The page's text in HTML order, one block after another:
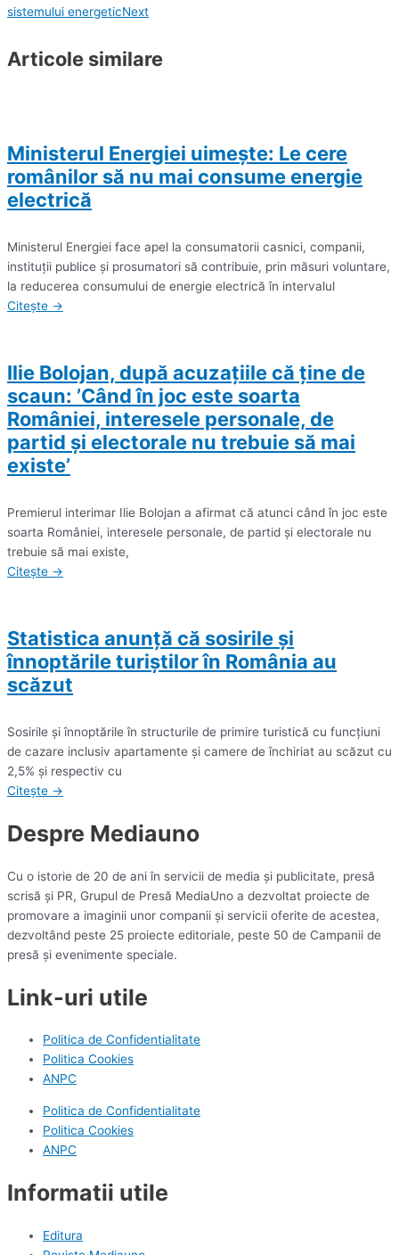
sistemului energeticNext
Articole similare
Ministerul Energiei uimește: Le cere
românilor să nu mai consume energie
electrică
Ministerul Energiei face apel la consumatorii casnici, companii,
instituţii publice şi prosumatori să contribuie, prin măsuri voluntare,
la reducerea consumului de energie electrică în intervalul
Citește →
Ilie Bolojan, după acuzațiile că ține de
scaun: ’Când în joc este soarta
României, interesele personale, de
partid şi electorale nu trebuie să mai
existe’
Premierul interimar Ilie Bolojan a afirmat că atunci când în joc este
soarta României, interesele personale, de partid şi electorale nu
trebuie să mai existe,
Citește →
Statistica anunță că sosirile şi
înnoptările turiştilor în România au
scăzut
Sosirile şi înnoptările în structurile de primire turistică cu funcţiuni
de cazare inclusiv apartamente şi camere de închiriat au scăzut cu
2,5% şi respectiv cu
Citește →
Despre Mediauno
Cu o istorie de 20 de ani în servicii de media și publicitate, presă
scrisă și PR, Grupul de Presă MediaUno a dezvoltat proiecte de
promovare a imaginii unor companii și servicii oferite de acestea,
dezvoltând peste 25 proiecte editoriale, peste 50 de Campanii de
presă și evenimente speciale.
Link-uri utile
Politica de Confidentialitate
Politica Cookies
ANPC
Politica de Confidentialitate
Politica Cookies
ANPC
Informatii utile
Editura